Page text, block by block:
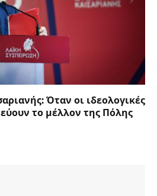
Όταν οι ιδεολογικές
το μέλλον της Πόλης